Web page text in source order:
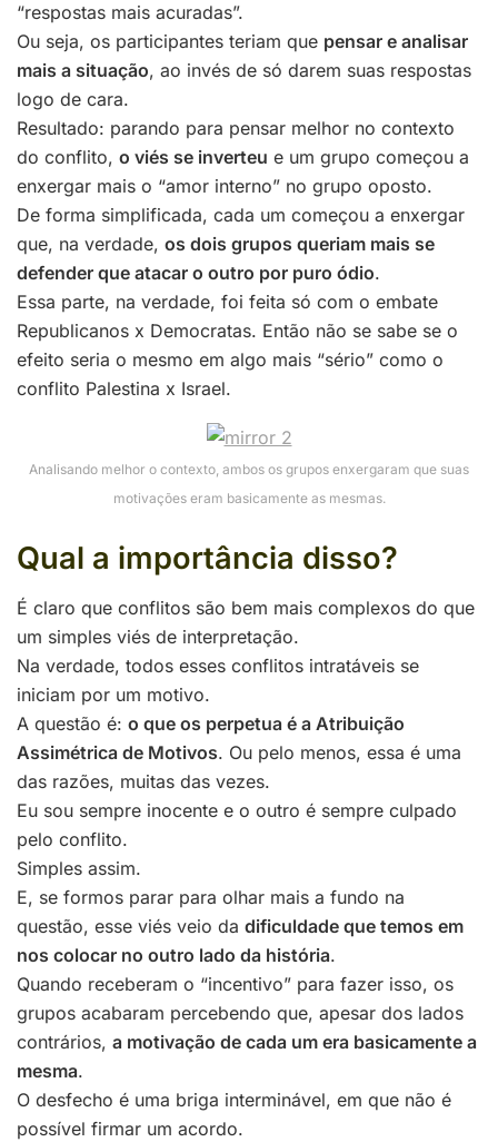
“respostas mais acuradas”.
Ou seja, os participantes teriam que pensar e analisar
mais a situação, ao invés de só darem suas respostas
logo de cara.
Resultado: parando para pensar melhor no contexto
do conflito, o viés se inverteu e um grupo começou a
enxergar mais o “amor interno” no grupo oposto.
De forma simplificada, cada um começou a enxergar
que, na verdade, os dois grupos queriam mais se
defender que atacar o outro por puro ódio.
Essa parte, na verdade, foi feita só com o embate
Republicanos x Democratas. Então não se sabe se o
efeito seria o mesmo em algo mais “sério” como o
conflito Palestina x Israel.
Analisando melhor o contexto, ambos os grupos enxergaram que suas
motivações eram basicamente as mesmas.
Qual a importância disso?
É claro que conflitos são bem mais complexos do que
um simples viés de interpretação.
Na verdade, todos esses conflitos intratáveis se
iniciam por um motivo.
A questão é: o que os perpetua é a Atribuição
Assimétrica de Motivos. Ou pelo menos, essa é uma
das razões, muitas das vezes.
Eu sou sempre inocente e o outro é sempre culpado
pelo conflito.
Simples assim.
E, se formos parar para olhar mais a fundo na
questão, esse viés veio da dificuldade que temos em
nos colocar no outro lado da história.
Quando receberam o “incentivo” para fazer isso, os
grupos acabaram percebendo que, apesar dos lados
contrários, a motivação de cada um era basicamente a
mesma.
O desfecho é uma briga interminável, em que não é
possível firmar um acordo.